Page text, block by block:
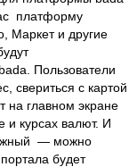
платформу
Маркет и другие
Пользователи
свериться с картой
на главном экране
и курсах валют. И
— можно
будет